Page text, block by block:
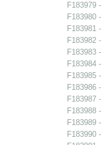
F183979
F183980
F183981
F183982
F183983
F183984
F183985
F183986
F183987
F183988
F183989
F183990